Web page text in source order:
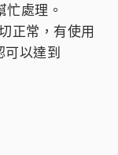
處理。
正常，有使用
可以達到